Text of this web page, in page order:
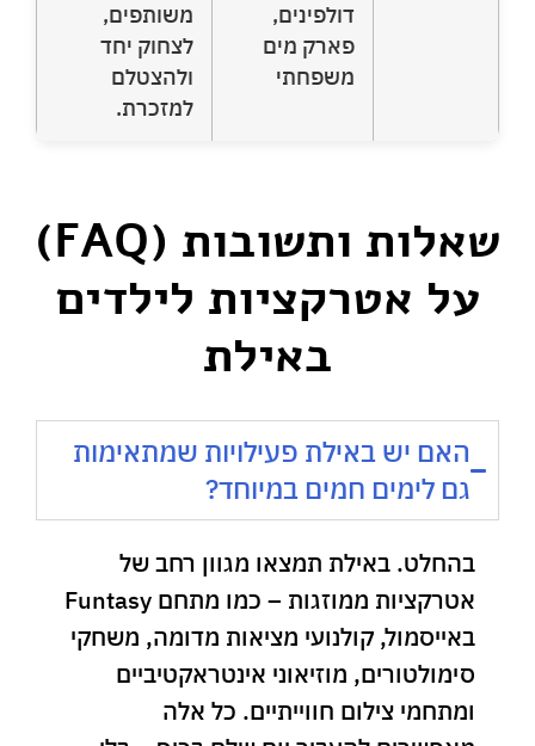
דולפינים,
פארק מים
משפחתי
משותפים,
לצחוק יחד
ולהצטלם
למזכרת.
שאלות ותשובות (FAQ)
על אטרקציות לילדים
באילת
האם יש באילת פעילויות שמתאימות
גם לימים חמים במיוחד?
בהחלט. באילת תמצאו מגוון רחב של
אטרקציות ממוזגות – כמו מתחם Funtasy
באייסמול, קולנועי מציאות מדומה, משחקי
סימולטורים, מוזיאוני אינטראקטיביים
ומתחמי צילום חווייתיים. כל אלה